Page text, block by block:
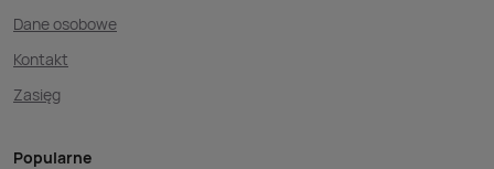
Dane osobowe
Kontakt
Zasięg
Popularne